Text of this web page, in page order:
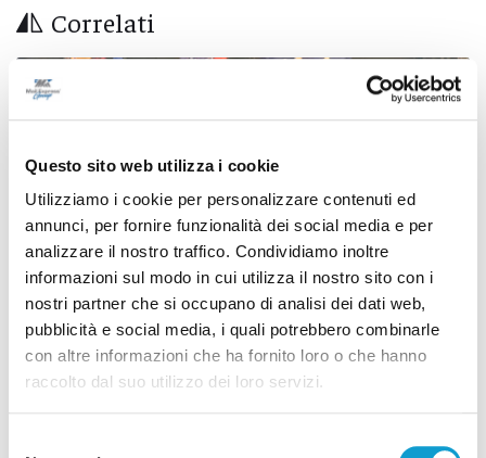
Questo sito web utilizza i cookie
Utilizziamo i cookie per personalizzare contenuti ed
annunci, per fornire funzionalità dei social media e per
analizzare il nostro traffico. Condividiamo inoltre
informazioni sul modo in cui utilizza il nostro sito con i
nostri partner che si occupano di analisi dei dati web,
pubblicità e social media, i quali potrebbero combinarle
con altre informazioni che ha fornito loro o che hanno
raccolto dal suo utilizzo dei loro servizi.
Correlati
Coppa Italia Serie C - Biglietti ancora bloccati